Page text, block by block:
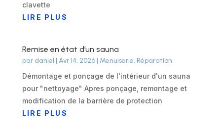
clavette
LIRE PLUS
Remise en état d’un sauna
par daniel | Avr 14, 2026| Menuiserie, Réparation
Démontage et ponçage de l'intérieur d'un sauna
pour "nettoyage" Apres ponçage, remontage et
modification de la barrière de protection
LIRE PLUS